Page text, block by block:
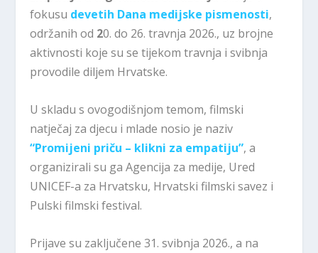
fokusu devetih Dana medijske pismenosti,
održanih od 20. do 26. travnja 2026., uz brojne
aktivnosti koje su se tijekom travnja i svibnja
provodile diljem Hrvatske.
U skladu s ovogodišnjom temom, filmski
natječaj za djecu i mlade nosio je naziv
“Promijeni priču – klikni za empatiju”, a
organizirali su ga Agencija za medije, Ured
UNICEF-a za Hrvatsku, Hrvatski filmski savez i
Pulski filmski festival.
Prijave su zaključene 31. svibnja 2026., a na